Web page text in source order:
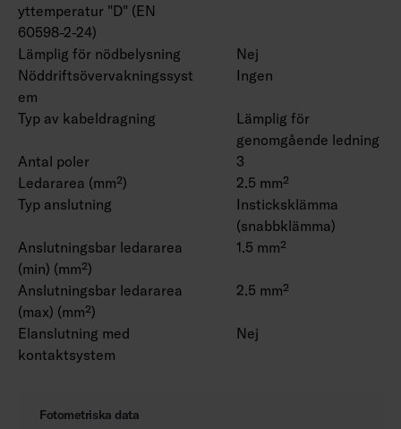
yttemperatur "D" (EN
60598-2-24)
Lämplig för nödbelysning
Nej
Nöddriftsövervakningssyst
em
Ingen
Typ av kabeldragning
Lämplig för
genomgående ledning
Antal poler
3
Ledararea (mm²)
2.5 mm²
Typ anslutning
Insticksklämma
(snabbklämma)
Anslutningsbar ledararea
(min) (mm²)
1.5 mm²
Anslutningsbar ledararea
(max) (mm²)
2.5 mm²
Elanslutning med
kontaktsystem
Nej
Fotometriska data